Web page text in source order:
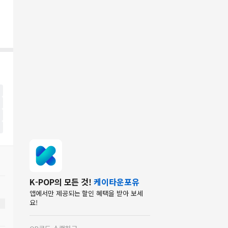
K-POP의 모든 것! 케이타운포유
앱에서만 제공되는 할인 혜택을 받아 보세
요!